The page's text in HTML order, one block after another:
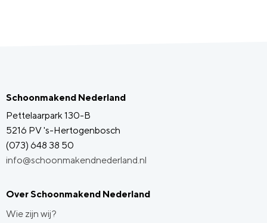
Schoonmakend Nederland
Pettelaarpark 130-B
5216 PV 's-Hertogenbosch
(073) 648 38 50
info@schoonmakendnederland.nl
Over Schoonmakend Nederland
Wie zijn wij?